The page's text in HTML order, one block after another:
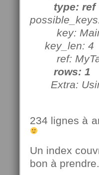
type: ref
key:
key_len: 4
ref:
rows: 1
Extra:
234 lignes à
Un index
bon à prendre.